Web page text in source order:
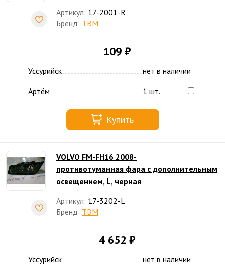
Артикул: 17-2001-R
Бренд: TBM
109 ₽
Уссурийск
нет в наличии
Артём
1 шт.
Купить
VOLVO FM-FH16 2008-
противотуманная фара с дополнительным
освещением, L, черная
Артикул: 17-3202-L
Бренд: TBM
4 652 ₽
Уссурийск
нет в наличии